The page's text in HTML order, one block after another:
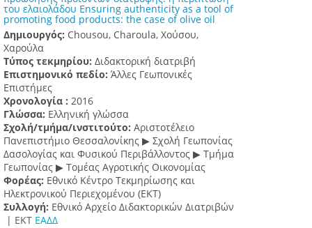
του ελαιολάδου Ensuring authenticity as a tool of
promoting food products: the case of olive oil
Δημιουργός: Chousou, Charoula, Χούσου,
Χαρούλα
Τύπος τεκμηρίου: Διδακτορική διατριβή
Επιστημονικό πεδίο: Άλλες Γεωπονικές
Επιστήμες
Χρονολογία : 2016
Γλώσσα: Ελληνική γλώσσα
Σχολή/τμήμα/ινστιτούτο: Αριστοτέλειο
Πανεπιστήμιο Θεσσαλονίκης ▶ Σχολή Γεωπονίας
Δασολογίας και Φυσικού Περιβάλλοντος ▶ Τμήμα
Γεωπονίας ▶ Τομέας Αγροτικής Οικονομίας
Φορέας: Εθνικό Κέντρο Τεκμηρίωσης και
Ηλεκτρονικού Περιεχομένου (ΕΚΤ)
Συλλογή: Εθνικό Αρχείο Διδακτορικών Διατριβών
| ΕΚΤ ΕΑΔΔ